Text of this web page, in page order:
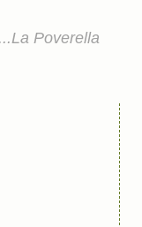
Poverella